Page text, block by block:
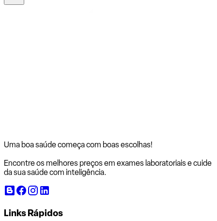
Uma boa saúde começa com boas escolhas!
Encontre os melhores preços em exames laboratoriais e cuide
da sua saúde com inteligência.
Links Rápidos